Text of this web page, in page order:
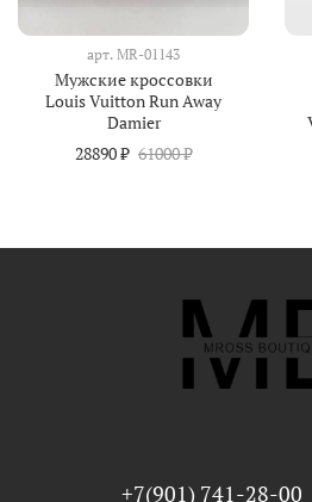
арт. MR-01143
Мужские кроссовки
Louis Vuitton Run Away
Damier
28890 ₽ 61000 ₽
+7(901) 741-28-00